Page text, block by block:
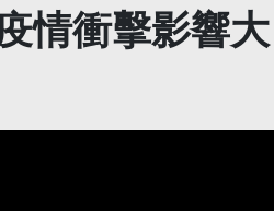
情衝擊影響大